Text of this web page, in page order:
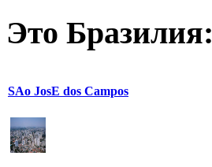
Это Бразилия:
SAo JosE dos Campos